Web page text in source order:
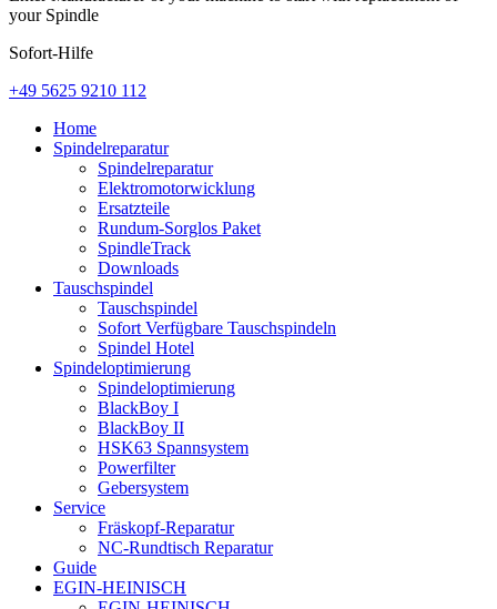
your Spindle
Sofort-Hilfe
+49 5625 9210 112
Home
Spindelreparatur
Spindelreparatur
Elektromotorwicklung
Ersatzteile
Rundum-Sorglos Paket
SpindleTrack
Downloads
Tauschspindel
Tauschspindel
Sofort Verfügbare Tauschspindeln
Spindel Hotel
Spindeloptimierung
Spindeloptimierung
BlackBoy I
BlackBoy II
HSK63 Spannsystem
Powerfilter
Gebersystem
Service
Fräskopf-Reparatur
NC-Rundtisch Reparatur
Guide
EGIN-HEINISCH